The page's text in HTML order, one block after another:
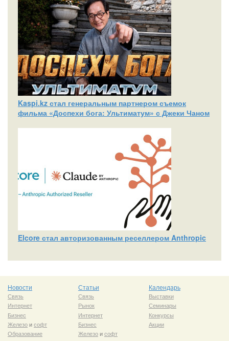
Kaspi.kz стал генеральным партнером съемок
фильма «Доспехи бога: Ультиматум» с Джеки Чаном
Elcore стал авторизованным реселлером Anthropic
Новости
Связь
Интернет
Бизнес
Железоисофт
Образование
Статьи
Связь
Рынок
Интернет
Бизнес
Железоисофт
Календарь
Выставки
Семинары
Конкурсы
Акции